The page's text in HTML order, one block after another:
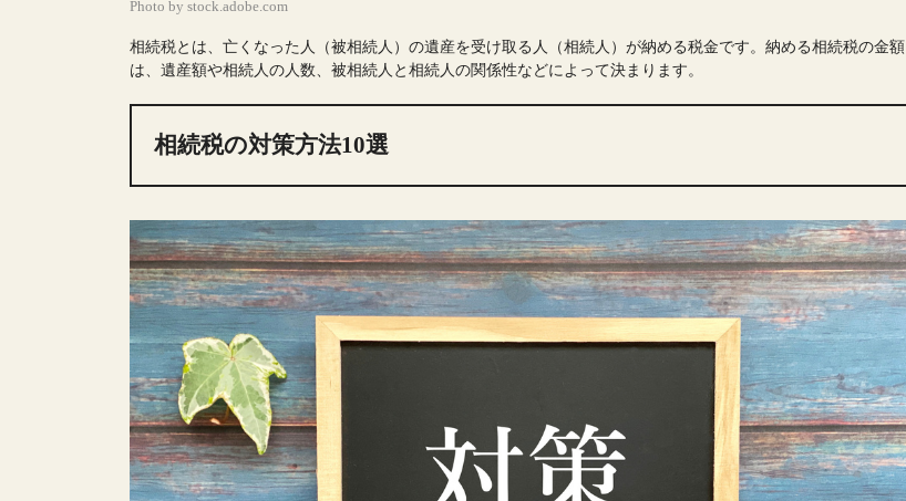
Photo by stock.adobe.com
相続税とは、亡くなった人（被相続人）の遺産を受け取る人（相続人）が納める税金です。納める相続税の金額
は、遺産額や相続人の人数、被相続人と相続人の関係性などによって決まります。
相続税の対策方法10選